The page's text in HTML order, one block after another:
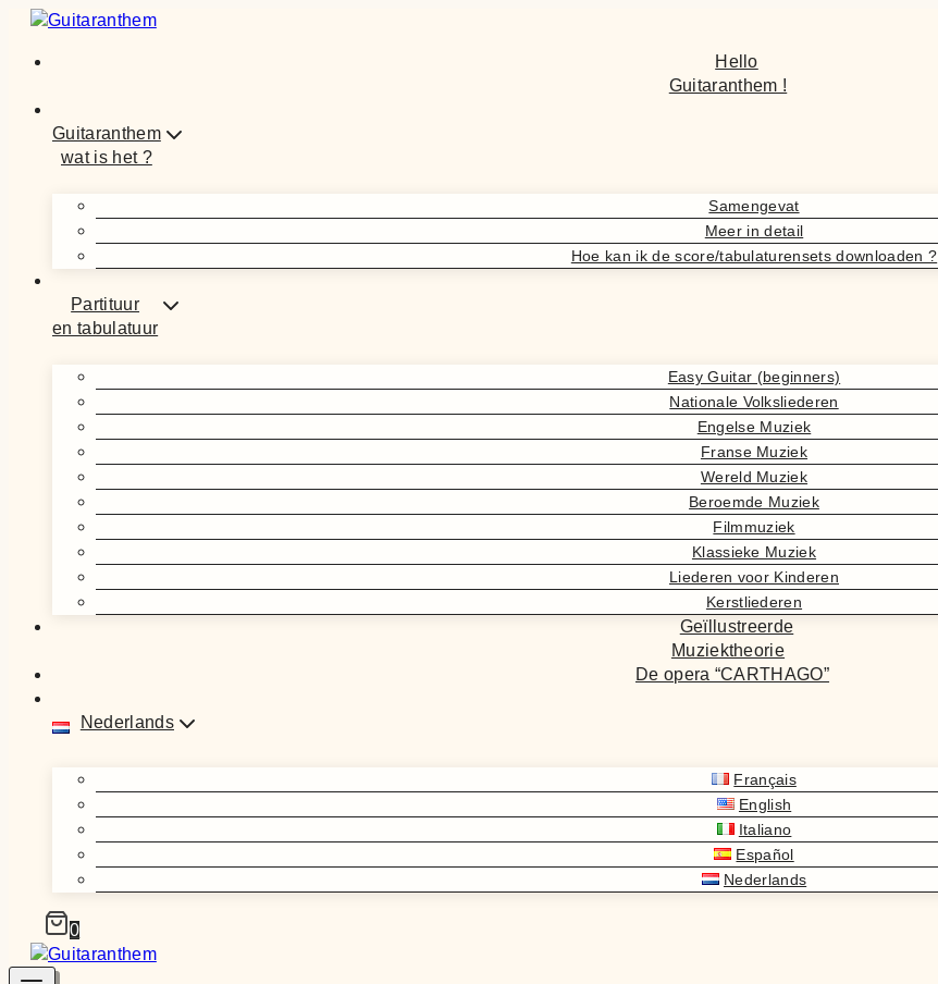
Doorgaan
inhoud
Hello
Guitaranthem !
Guitaranthem
wat is het ?
Samengevat
Meer in detail
Hoe kan ik de score/tabulaturensets downloaden ?
Partituur
en tabulatuur
Easy Guitar (beginners)
Nationale Volksliederen
Engelse Muziek
Franse Muziek
Wereld Muziek
Beroemde Muziek
Filmmuziek
Klassieke Muziek
Liederen voor Kinderen
Kerstliederen
Geïllustreerde
Muziektheorie
De opera “CARTHAGO”
Nederlands
Français
English
Italiano
Español
Nederlands
0